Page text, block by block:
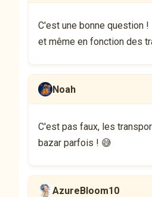
C'est une bonne question
et même en fonction des
Noah
C'est pas faux, les
bazar parfois ! 😅
AzureBloom10